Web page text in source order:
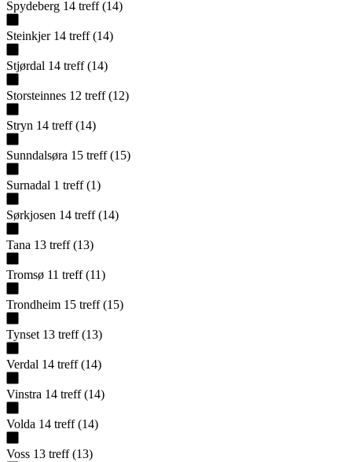
Spydeberg 14 treff (14)
Steinkjer 14 treff (14)
Stjørdal 14 treff (14)
Storsteinnes 12 treff (12)
Stryn 14 treff (14)
Sunndalsøra 15 treff (15)
Surnadal 1 treff (1)
Sørkjosen 14 treff (14)
Tana 13 treff (13)
Tromsø 11 treff (11)
Trondheim 15 treff (15)
Tynset 13 treff (13)
Verdal 14 treff (14)
Vinstra 14 treff (14)
Volda 14 treff (14)
Voss 13 treff (13)